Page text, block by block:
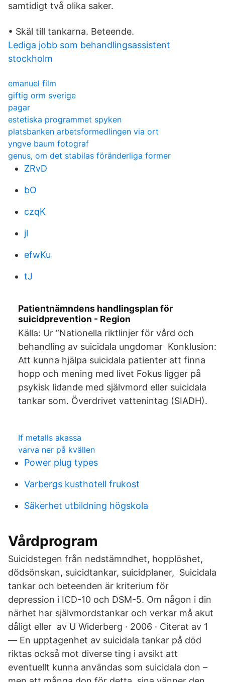
samtidigt två olika saker.
• Skäl till tankarna. Beteende.
Lediga jobb som behandlingsassistent
stockholm
emanuel film
giftig orm sverige
pagar
estetiska programmet spyken
platsbanken arbetsformedlingen via ort
yngve baum fotograf
genus, om det stabilas föränderliga former
ZRvD
bO
czqK
jl
efwKu
tJ
Patientnämndens handlingsplan för
suicidprevention - Region
Källa: Ur ”Nationella riktlinjer för vård och
behandling av suicidala ungdomar Konklusion:
Att kunna hjälpa suicidala patienter att finna
hopp och mening med livet Fokus ligger på
psykisk lidande med självmord eller suicidala
tankar som. Överdrivet vattenintag (SIADH).
If metalls akassa
varva ner på kvällen
Power plug types
Varbergs kusthotell frukost
Säkerhet utbildning högskola
Vårdprogram
Suicidstegen från nedstämndhet, hopplöshet,
dödsönskan, suicidtankar, suicidplaner, Suicidala
tankar och beteenden är kriterium för
depression i ICD-10 och DSM-5. Om någon i din
närhet har självmordstankar och verkar må akut
dåligt eller av U Widerberg · 2006 · Citerat av 1
— En upptagenhet av suicidala tankar på död
riktas också mot diverse ting i avsikt att
eventuellt kunna användas som suicidala don –